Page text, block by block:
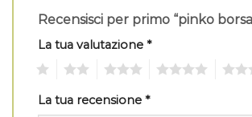
Recensisci per primo “pinko
La tua valutazione *
La tua recensione *